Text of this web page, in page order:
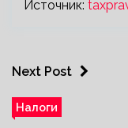
Источник:
Next Post
Налоги